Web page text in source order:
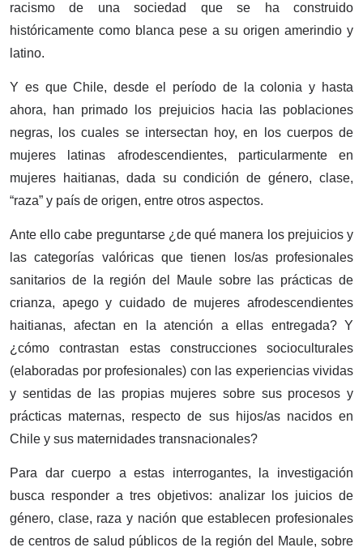
racismo de una sociedad que se ha construido
históricamente como blanca pese a su origen amerindio y
latino.
Y es que Chile, desde el período de la colonia y hasta
ahora, han primado los prejuicios hacia las poblaciones
negras, los cuales se intersectan hoy, en los cuerpos de
mujeres latinas afrodescendientes, particularmente en
mujeres haitianas, dada su condición de género, clase,
“raza” y país de origen, entre otros aspectos.
Ante ello cabe preguntarse ¿de qué manera los prejuicios y
las categorías valóricas que tienen los/as profesionales
sanitarios de la región del Maule sobre las prácticas de
crianza, apego y cuidado de mujeres afrodescendientes
haitianas, afectan en la atención a ellas entregada? Y
¿cómo contrastan estas construcciones socioculturales
(elaboradas por profesionales) con las experiencias vividas
y sentidas de las propias mujeres sobre sus procesos y
prácticas maternas, respecto de sus hijos/as nacidos en
Chile y sus maternidades transnacionales?
Para dar cuerpo a estas interrogantes, la investigación
busca responder a tres objetivos: analizar los juicios de
género, clase, raza y nación que establecen profesionales
de centros de salud públicos de la región del Maule, sobre